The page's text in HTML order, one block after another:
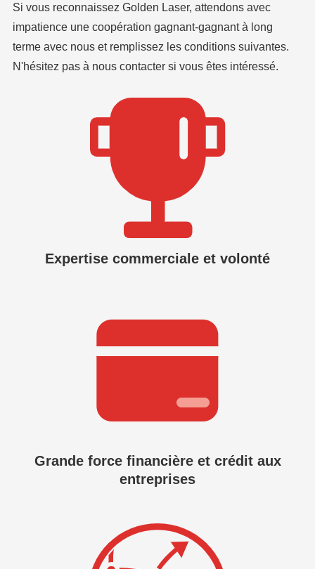
Si vous reconnaissez Golden Laser, attendons avec
impatience une coopération gagnant-gagnant à long
terme avec nous et remplissez les conditions suivantes.
N'hésitez pas à nous contacter si vous êtes intéressé.
Expertise commerciale et volonté
Grande force financière et crédit aux
entreprises